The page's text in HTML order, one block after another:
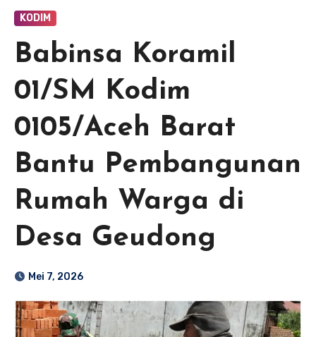
KODIM
Babinsa Koramil
01/SM Kodim
0105/Aceh Barat
Bantu Pembangunan
Rumah Warga di
Desa Geudong
Mei 7, 2026